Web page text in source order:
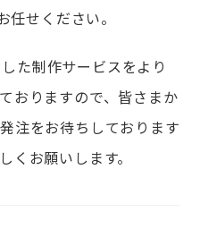
任せください。
た制作サービスをより
おりますので、皆さまか
注をお待ちしております
くお願いします。